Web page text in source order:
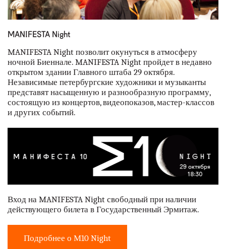
MANIFESTA Night
MANIFESTA Night позволит окунуться в атмосферу
ночной Биеннале. MANIFESTA Night пройдет в недавно
открытом здании Главного штаба 29 октября.
Независимые петербургские художники и музыканты
представят насыщенную и разнообразную программу,
состоящую из концертов, видеопоказов, мастер-классов
и других событий.
Вход на MANIFESTA Night свободный при наличии
действующего билета в Государственный Эрмитаж.
Подробнее о М10 Night